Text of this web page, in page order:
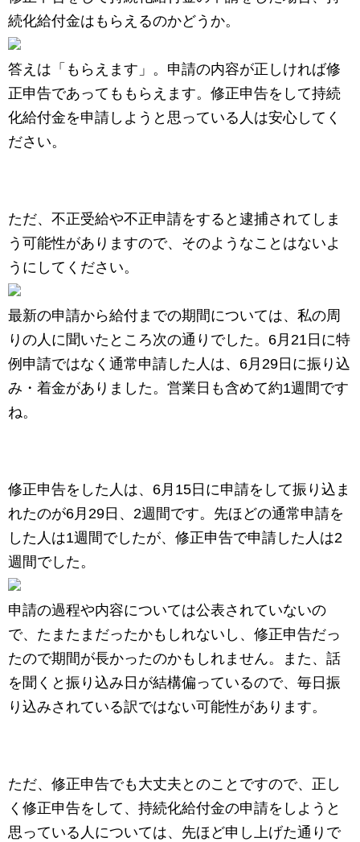
続化給付金はもらえるのかどうか。
答えは「もらえます」。申請の内容が正しければ修
正申告であってももらえます。修正申告をして持続
化給付金を申請しようと思っている人は安心してく
ださい。
ただ、不正受給や不正申請をすると逮捕されてしま
う可能性がありますので、そのようなことはないよ
うにしてください。
最新の申請から給付までの期間については、私の周
りの人に聞いたところ次の通りでした。6月21日に特
例申請ではなく通常申請した人は、6月29日に振り込
み・着金がありました。営業日も含めて約1週間です
ね。
修正申告をした人は、6月15日に申請をして振り込ま
れたのが6月29日、2週間です。先ほどの通常申請を
した人は1週間でしたが、修正申告で申請した人は2
週間でした。
申請の過程や内容については公表されていないの
で、たまたまだったかもしれないし、修正申告だっ
たので期間が長かったのかもしれません。また、話
を聞くと振り込み日が結構偏っているので、毎日振
り込みされている訳ではない可能性があります。
ただ、修正申告でも大丈夫とのことですので、正し
く修正申告をして、持続化給付金の申請をしようと
思っている人については、先ほど申し上げた通りで